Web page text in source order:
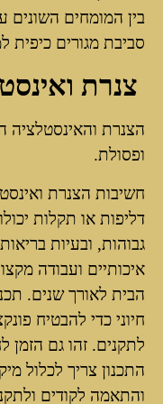
בין המומחים השונים
סביבת מגורים כיפית
צנרת
הצנרת והאינסטלציה
ופסולת.
חשיבות הצנרת
דליפות או תקלות
גבוהות, ובעיות
איכותיים ועבודה
הבית לאורך שנים.
חיוני כדי להבטיח
לתקנים. זהו גם הזמן
התכנון צריך לכלול
והתאמה לקודים